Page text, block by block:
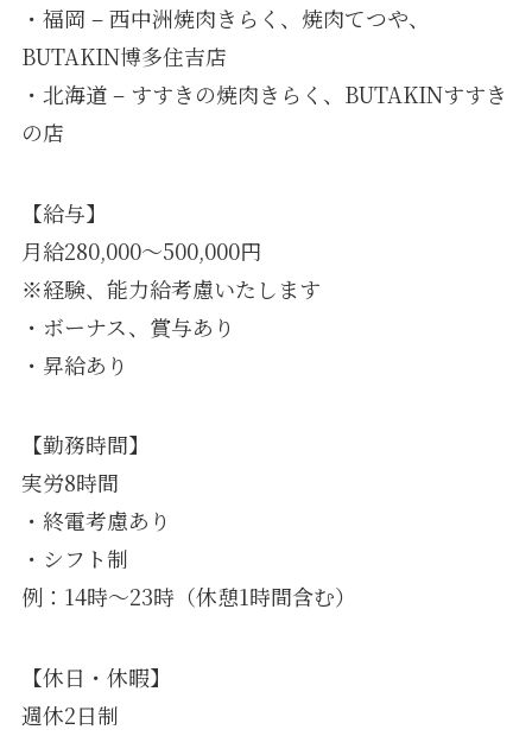
・福岡 – 西中洲焼肉きらく、焼肉てつや、
BUTAKIN博多住吉店
・北海道 – すすきの焼肉きらく、BUTAKINすすき
の店
【給与】
月給280,000〜500,000円
※経験、能力給考慮いたします
・ボーナス、賞与あり
・昇給あり
【勤務時間】
実労8時間
・終電考慮あり
・シフト制
例：14時～23時（休憩1時間含む）
【休日・休暇】
週休2日制